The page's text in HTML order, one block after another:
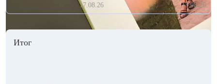
17.08.26 13.08.26
Итог